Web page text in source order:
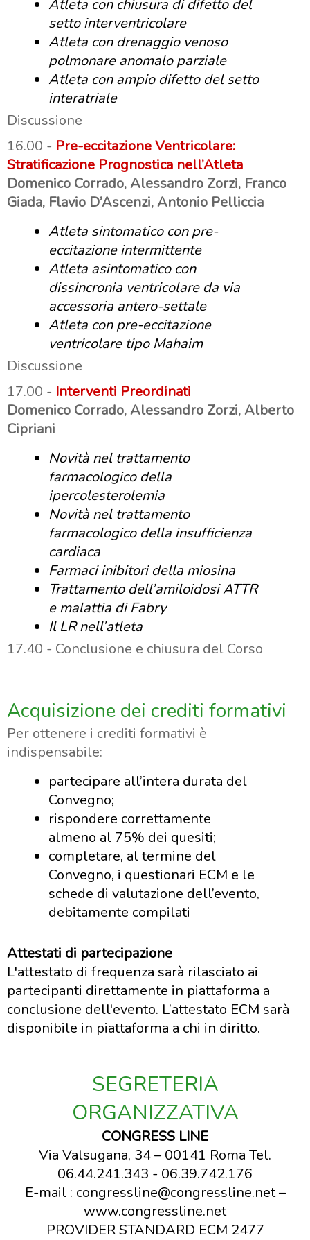
Atleta con chiusura di difetto del
setto interventricolare
Atleta con drenaggio venoso
polmonare anomalo parziale
Atleta con ampio difetto del setto
interatriale
Discussione
16.00 - Pre-eccitazione Ventricolare:
Stratificazione Prognostica nell’Atleta
Domenico Corrado, Alessandro Zorzi, Franco
Giada, Flavio D’Ascenzi, Antonio Pelliccia
Atleta sintomatico con pre-
eccitazione intermittente
Atleta asintomatico con
dissincronia ventricolare da via
accessoria antero-settale
Atleta con pre-eccitazione
ventricolare tipo Mahaim
Discussione
17.00 - Interventi Preordinati
Domenico Corrado, Alessandro Zorzi, Alberto
Cipriani
Novità nel trattamento
farmacologico della
ipercolesterolemia
Novità nel trattamento
farmacologico della insufficienza
cardiaca
Farmaci inibitori della miosina
Trattamento dell’amiloidosi ATTR
e malattia di Fabry
Il LR nell’atleta
17.40 - Conclusione e chiusura del Corso
Acquisizione dei crediti formativi
Per ottenere i crediti formativi è
indispensabile:
partecipare all’intera durata del
Convegno;
rispondere correttamente
almeno al 75% dei quesiti;
completare, al termine del
Convegno, i questionari ECM e le
schede di valutazione dell’evento,
debitamente compilati
Attestati di partecipazione
L'attestato di frequenza sarà rilasciato ai
partecipanti direttamente in piattaforma a
conclusione dell'evento. L’attestato ECM sarà
disponibile in piattaforma a chi in diritto.
SEGRETERIA
ORGANIZZATIVA
CONGRESS LINE
Via Valsugana, 34 – 00141 Roma Tel.
06.44.241.343 - 06.39.742.176
E-mail : congressline@congressline.net –
www.congressline.net
PROVIDER STANDARD ECM 2477